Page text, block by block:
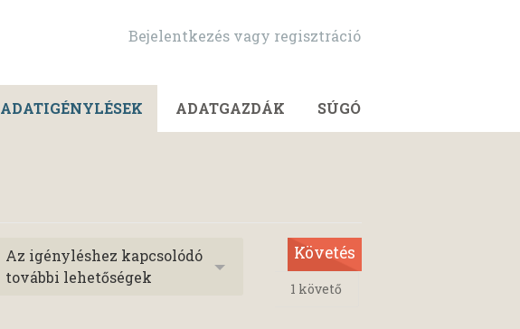
Bejelentkezés vagy regisztráció
ADATIGÉNYLÉSEK ADATGAZDÁK SÚGÓ
Az igényléshez kapcsolódó
további lehetőségek
Követés
1 követő